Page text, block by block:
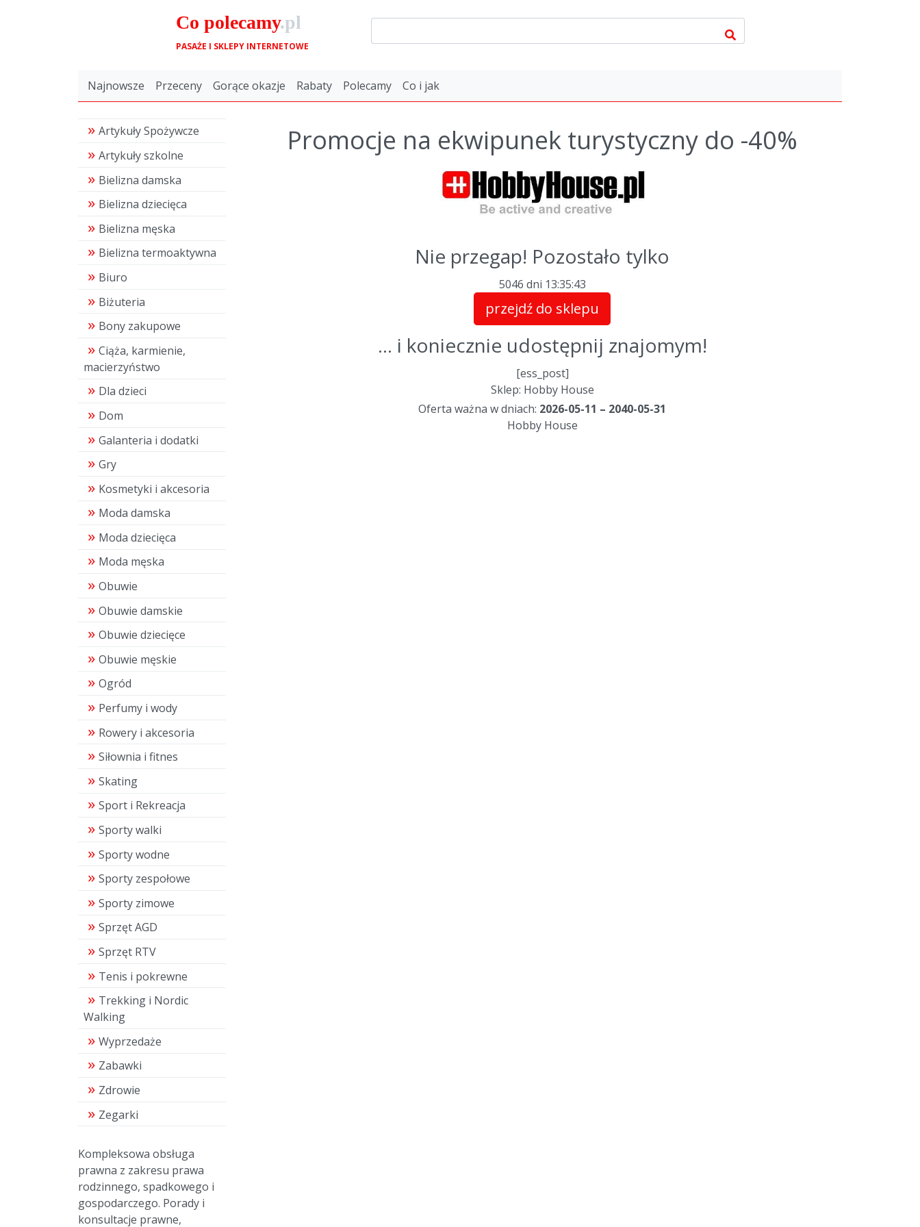
Co polecamy.pl
PASAŻE I SKLEPY INTERNETOWE
Najnowsze Przeceny Gorące okazje Rabaty Polecamy Co i jak
Artykuły Spożywcze
Artykuły szkolne
Bielizna damska
Bielizna dziecięca
Bielizna męska
Bielizna termoaktywna
Biuro
Biżuteria
Bony zakupowe
Ciąża, karmienie,
macierzyństwo
Dla dzieci
Dom
Galanteria i dodatki
Gry
Kosmetyki i akcesoria
Moda damska
Moda dziecięca
Moda męska
Obuwie
Obuwie damskie
Obuwie dziecięce
Obuwie męskie
Ogród
Perfumy i wody
Rowery i akcesoria
Siłownia i fitnes
Skating
Sport i Rekreacja
Sporty walki
Sporty wodne
Sporty zespołowe
Sporty zimowe
Sprzęt AGD
Sprzęt RTV
Tenis i pokrewne
Trekking i Nordic
Walking
Wyprzedaże
Zabawki
Zdrowie
Zegarki
Kompleksowa obsługa
prawna z zakresu prawa
rodzinnego, spadkowego i
gospodarczego. Porady i
konsultacje prawne,
Promocje na ekwipunek turystyczny do -40%
Nie przegap! Pozostało tylko
5046 dni 13:35:43
przejdź do sklepu
... i koniecznie udostępnij znajomym!
[ess_post]
Sklep: Hobby House
Oferta ważna w dniach: 2026-05-11 – 2040-05-31
Hobby House